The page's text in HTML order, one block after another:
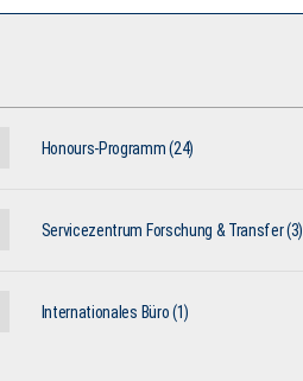
Honours-Programm (24)
Servicezentrum Forschung & Transfer (3)
Internationales Büro (1)